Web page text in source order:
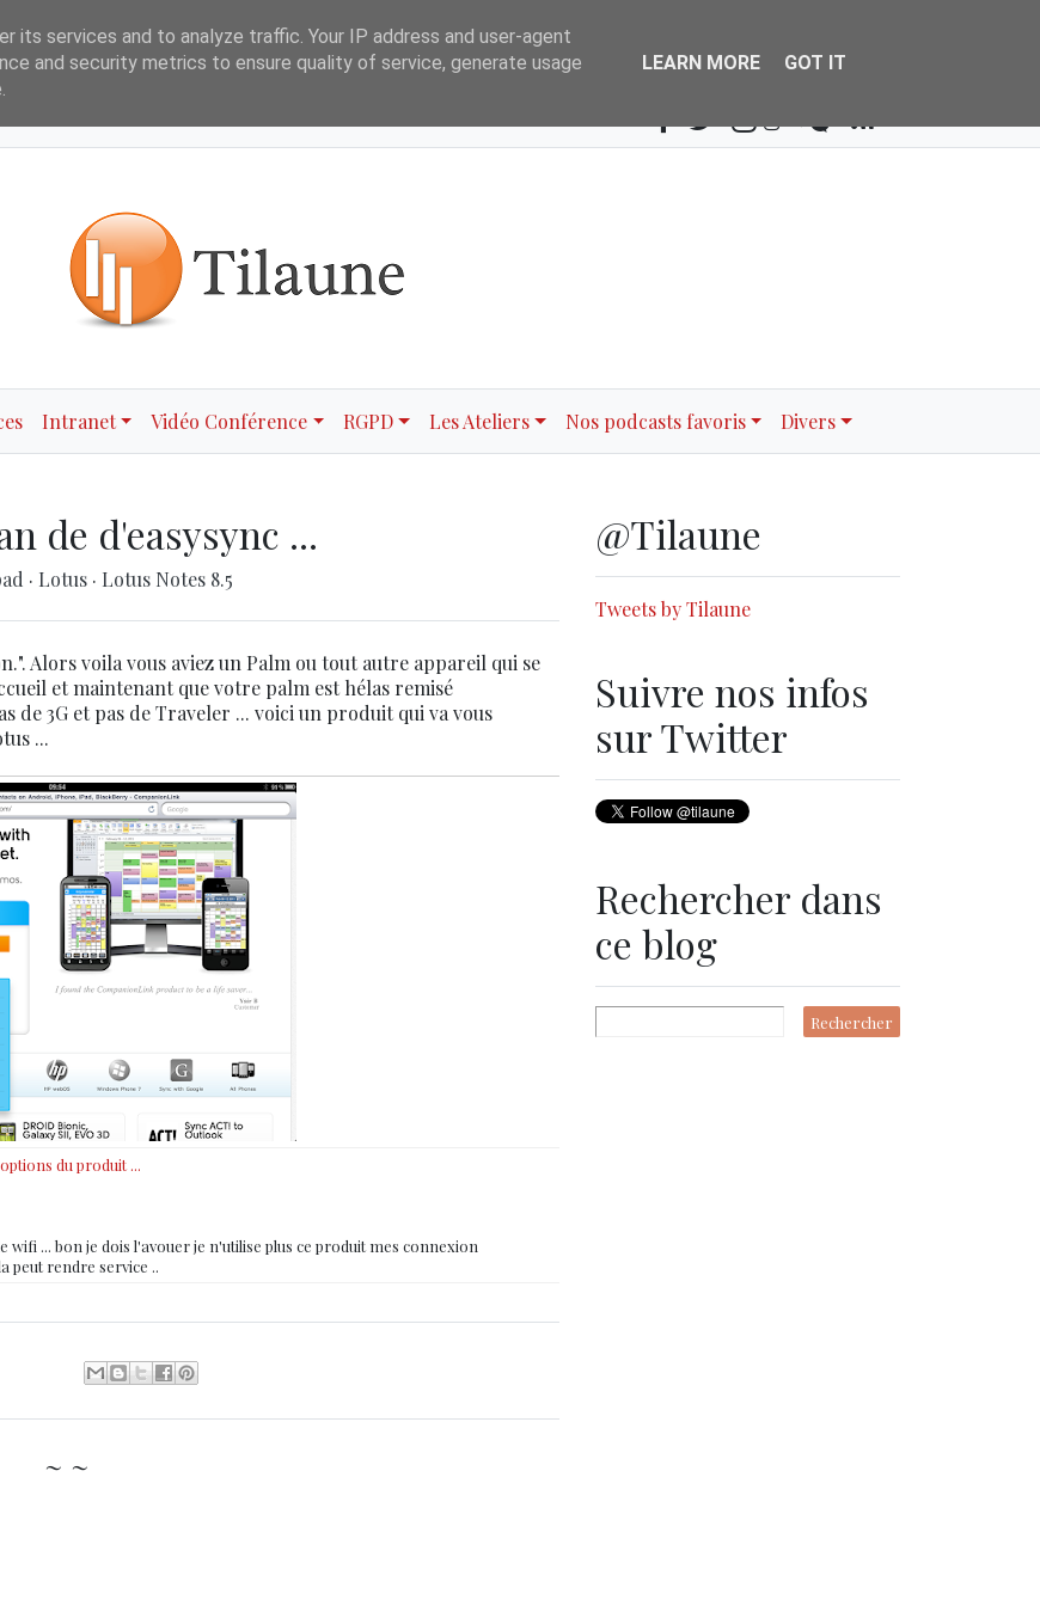
Contact Search
Intranet Vidéo Conférence RGPD Les Ateliers Nos podcasts favoris Divers
de d'easysync ...
· Lotus · Lotus Notes 8.5
Alors voila vous aviez un Palm ou tout autre appareil qui se
et maintenant que votre palm est hélas remisé
de 3G et pas de Traveler ... voici un produit qui va vous
...
du produit ...
... bon je dois l'avouer je n'utilise plus ce produit mes connexion
peut rendre service ..
~ ~
@Tilaune
Tweets by Tilaune
Suivre nos infos
sur Twitter
Rechercher dans
ce blog
its services and to analyze traffic. Your IP address and user-agent
and security metrics to ensure quality of service, generate usage
LEARN MORE GOT IT